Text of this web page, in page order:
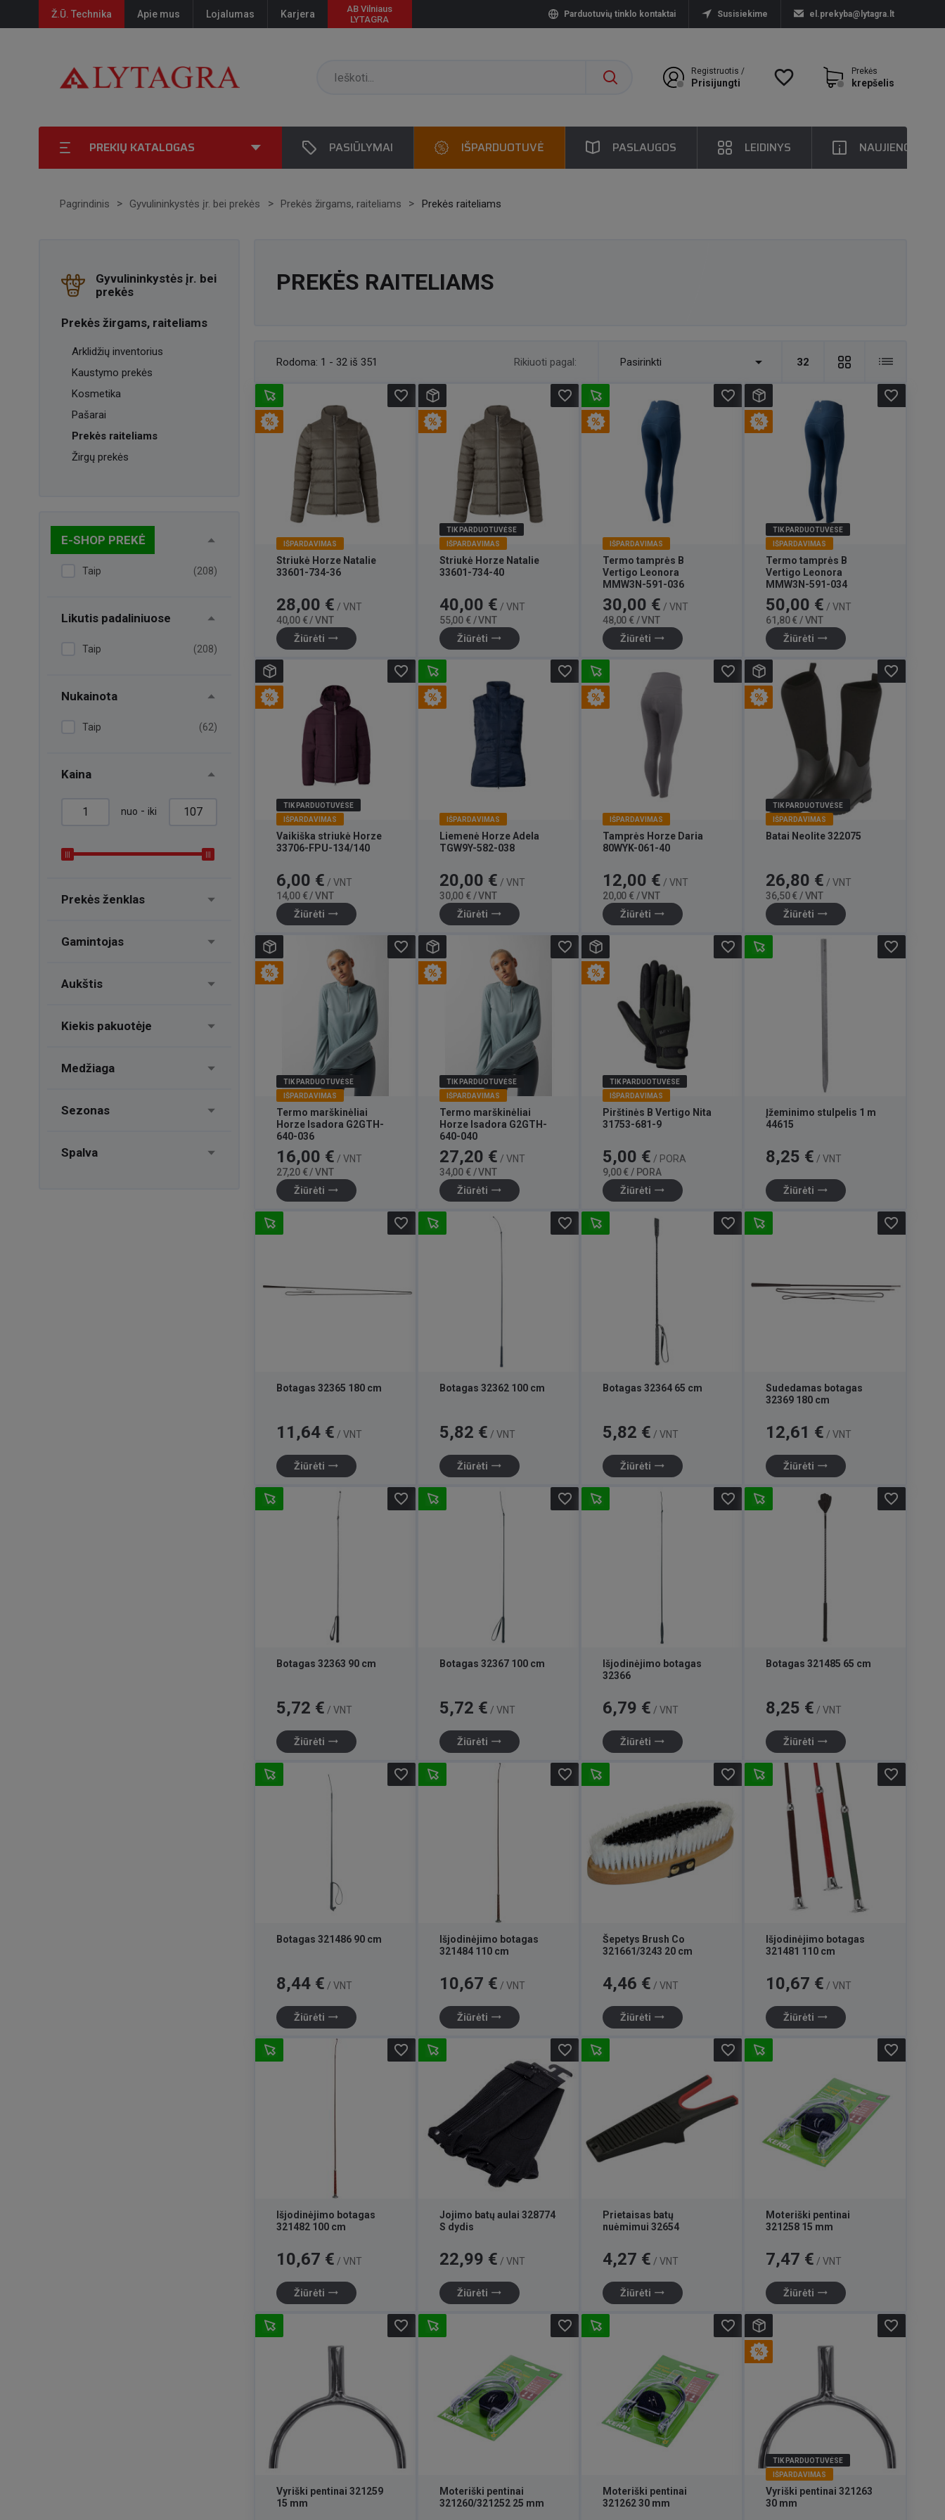
Ž.Ū. Technika Apie mus Lojalumas Karjera
AB Vilniaus
LYTAGRA
Parduotuvių tinklo kontaktai Susisiekime el.prekyba@lytagra.lt
Prekės
krepšelis
favorite_border
Registruotis /
Prisijungti
PREKIŲ KATALOGAS PASIŪLYMAI IŠPARDUOTUVĖ PASLAUGOS LEIDINYS NAUJIENOS
Pagrindinis Gyvulininkystės įr. bei prekės Prekės žirgams, raiteliams Prekės raiteliams
Gyvulininkystės įr. bei
prekės
Prekės žirgams, raiteliams
Arklidžių inventorius
Kaustymo prekės
Kosmetika
Pašarai
Prekės raiteliams
Žirgų prekės
E-SHOP PREKĖ
Taip (208)
Likutis padaliniuose
Taip (208)
Nukainota
Taip (62)
Kaina
nuo - iki
Prekės ženklas
Gamintojas
Aukštis
Kiekis pakuotėje
Medžiaga
Sezonas
Spalva
PREKĖS RAITELIAMS
Rodoma: 1 - 32 iš 351 32
Rikiuoti pagal: Pasirinkti 
IŠPARDAVIMAS
Striukė Horze Natalie
33601-734-36
Kaina
28,00 € / VNT
40,00 € / VNT
Žiūrėti trending_flat
favorite_border
TIK PARDUOTUVĖSE
IŠPARDAVIMAS
Striukė Horze Natalie
33601-734-40
Kaina
40,00 € / VNT
55,00 € / VNT
Žiūrėti trending_flat
favorite_border
IŠPARDAVIMAS
Termo tamprės B
Vertigo Leonora
MMW3N-591-036
Kaina
30,00 € / VNT
48,00 € / VNT
Žiūrėti trending_flat
favorite_border
TIK PARDUOTUVĖSE
IŠPARDAVIMAS
Termo tamprės B
Vertigo Leonora
MMW3N-591-034
Kaina
50,00 € / VNT
61,80 € / VNT
Žiūrėti trending_flat
favorite_border
TIK PARDUOTUVĖSE
IŠPARDAVIMAS
Vaikiška striukė Horze
33706-FPU-134/140
Kaina
6,00 € / VNT
Bazinė
14,00 € / VNT
Žiūrėti trending_flat
favorite_border
IŠPARDAVIMAS
Liemenė Horze Adela
TGW9Y-582-038
Kaina
20,00 € / VNT
Bazinė
30,00 € / VNT
Žiūrėti trending_flat
favorite_border
IŠPARDAVIMAS
Tamprės Horze Daria
80WYK-061-40
Kaina
12,00 € / VNT
20,00 € / VNT
Žiūrėti trending_flat
favorite_border
TIK PARDUOTUVĖSE
IŠPARDAVIMAS
Batai Neolite 322075
Kaina
26,80 € / VNT
36,50 € / VNT
Žiūrėti trending_flat
favorite_border
TIK PARDUOTUVĖSE
IŠPARDAVIMAS
Termo marškinėliai
Horze Isadora G2GTH-
640-036
Kaina
16,00 € / VNT
27,20 € / VNT
Žiūrėti trending_flat
favorite_border
TIK PARDUOTUVĖSE
IŠPARDAVIMAS
Termo marškinėliai
Horze Isadora G2GTH-
640-040
Kaina
27,20 € / VNT
34,00 € / VNT
Žiūrėti trending_flat
favorite_border
TIK PARDUOTUVĖSE
IŠPARDAVIMAS
Pirštinės B Vertigo Nita
31753-681-9
Kaina
5,00 € / PORA
9,00 € / PORA
Žiūrėti trending_flat
favorite_border
Įžeminimo stulpelis 1 m
44615
Kaina
8,25 € / VNT
Žiūrėti trending_flat
favorite_border
Botagas 32365 180 cm
Kaina
11,64 € / VNT
Žiūrėti trending_flat
favorite_border
Botagas 32362 100 cm
Kaina
5,82 € / VNT
Žiūrėti trending_flat
favorite_border
Botagas 32364 65 cm
Kaina
5,82 € / VNT
Žiūrėti trending_flat
favorite_border
Sudedamas botagas
32369 180 cm
Kaina
12,61 € / VNT
Žiūrėti trending_flat
favorite_border
Botagas 32363 90 cm
Kaina
5,72 € / VNT
Žiūrėti trending_flat
favorite_border
Botagas 32367 100 cm
Kaina
5,72 € / VNT
Žiūrėti trending_flat
favorite_border
Išjodinėjimo botagas
32366
Kaina
6,79 € / VNT
Žiūrėti trending_flat
favorite_border
Botagas 321485 65 cm
Kaina
8,25 € / VNT
Žiūrėti trending_flat
favorite_border
Botagas 321486 90 cm
Kaina
8,44 € / VNT
Žiūrėti trending_flat
favorite_border
Išjodinėjimo botagas
321484 110 cm
Kaina
10,67 € / VNT
Žiūrėti trending_flat
favorite_border
Šepetys Brush Co
321661/3243 20 cm
Kaina
4,46 € / VNT
Žiūrėti trending_flat
favorite_border
Išjodinėjimo botagas
321481 110 cm
Kaina
10,67 € / VNT
Žiūrėti trending_flat
favorite_border
Išjodinėjimo botagas
321482 100 cm
Kaina
10,67 € / VNT
Žiūrėti trending_flat
favorite_border
Jojimo batų aulai 328774
S dydis
Kaina
22,99 € / VNT
Žiūrėti trending_flat
favorite_border
Prietaisas batų
nuėmimui 32654
Kaina
4,27 € / VNT
Žiūrėti trending_flat
favorite_border
Moteriški pentinai
321258 15 mm
Kaina
7,47 € / VNT
Žiūrėti trending_flat
favorite_border
Vyriški pentinai 321259
15 mm
favorite_border
Moteriški pentinai
321260/321252 25 mm
favorite_border
Moteriški pentinai
321262 30 mm
favorite_border
TIK PARDUOTUVĖSE
IŠPARDAVIMAS
Vyriški pentinai 321263
30 mm
favorite_border